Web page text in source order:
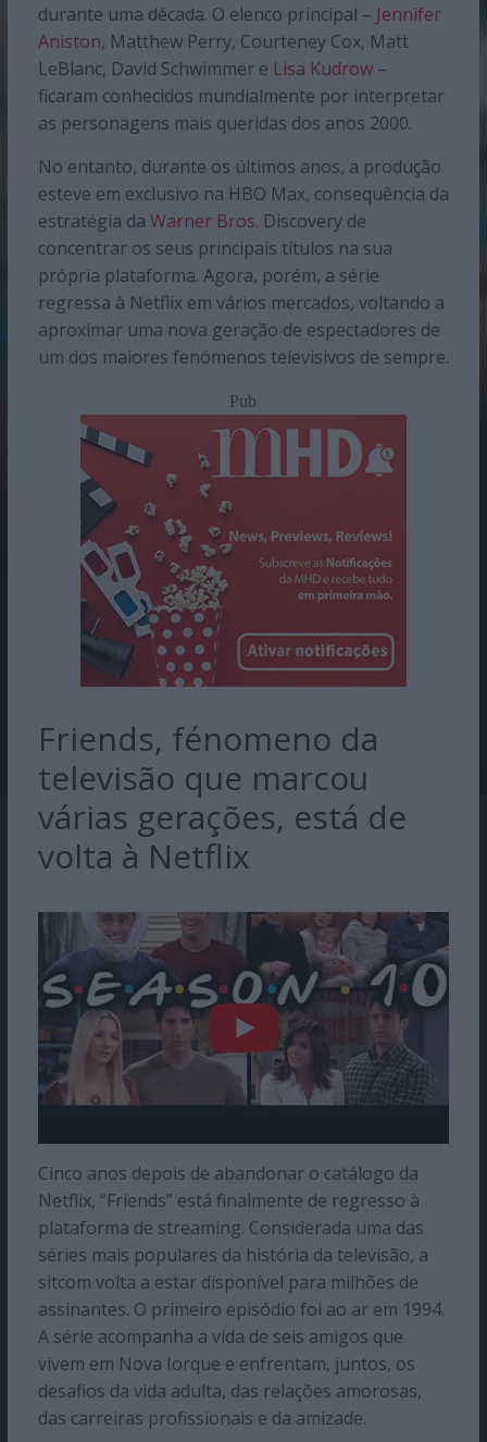
durante uma década. O elenco principal – Jennifer
Aniston, Matthew Perry, Courteney Cox, Matt
LeBlanc, David Schwimmer e Lisa Kudrow–
ficaram conhecidos mundialmente por interpretar
as personagens mais queridas dos anos 2000.
No entanto, durante os últimos anos, a produção
esteve em exclusivo na HBO Max, consequência da
estratégia da Warner Bros. Discovery de
concentrar os seus principais títulos na sua
própria plataforma. Agora, porém, a série
regressa à Netflix em vários mercados, voltando a
aproximar uma nova geração de espectadores de
um dos maiores fenómenos televisivos de sempre.
Pub
Friends, fénomeno da
televisão que marcou
várias gerações, está de
volta à Netflix
Cinco anos depois de abandonar o catálogo da
Netflix, “Friends” está finalmente de regresso à
plataforma de streaming. Considerada uma das
séries mais populares da história da televisão, a
sitcom volta a estar disponível para milhões de
assinantes. O primeiro episódio foi ao ar em 1994.
A série acompanha a vida de seis amigos que
vivem em Nova Iorque e enfrentam, juntos, os
desafios da vida adulta, das relações amorosas,
das carreiras profissionais e da amizade.